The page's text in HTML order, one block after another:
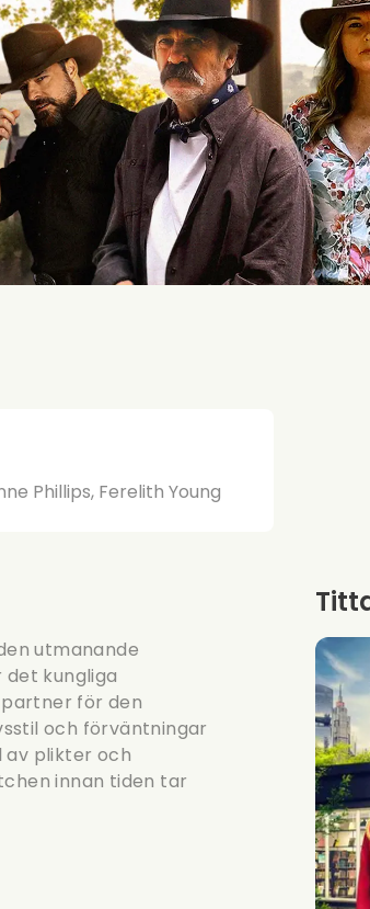
Phillips, Ferelith Young
utmanande
kungliga
för den
och förväntningar
av plikter och
innan tiden tar